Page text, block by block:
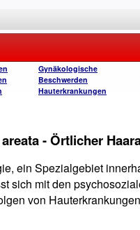
Gynäkologische
Beschwerden
Hauterkrankungen
- Örtlicher
ein Spezialgebiet
sich mit den
von